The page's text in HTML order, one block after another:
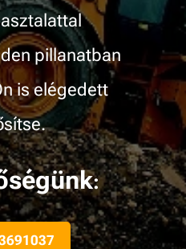
pillanatban
is elégedett
: